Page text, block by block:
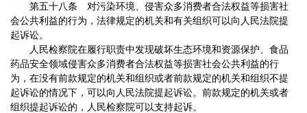
第五十八条 对污染环境、侵害众多消费者合法权益等损害社
会公共利益的行为，法律规定的机关和有关组织可以向人民法院提
起诉讼。
人民检察院在履行职责中发现破坏生态环境和资源保护、食品
药品安全领域侵害众多消费者合法权益等损害社会公共利益的行
为，在没有前款规定的机关和组织或者前款规定的机关和组织不提
起诉讼的情况下，可以向人民法院提起诉讼。前款规定的机关或者
组织提起诉讼的，人民检察院可以支持起诉。